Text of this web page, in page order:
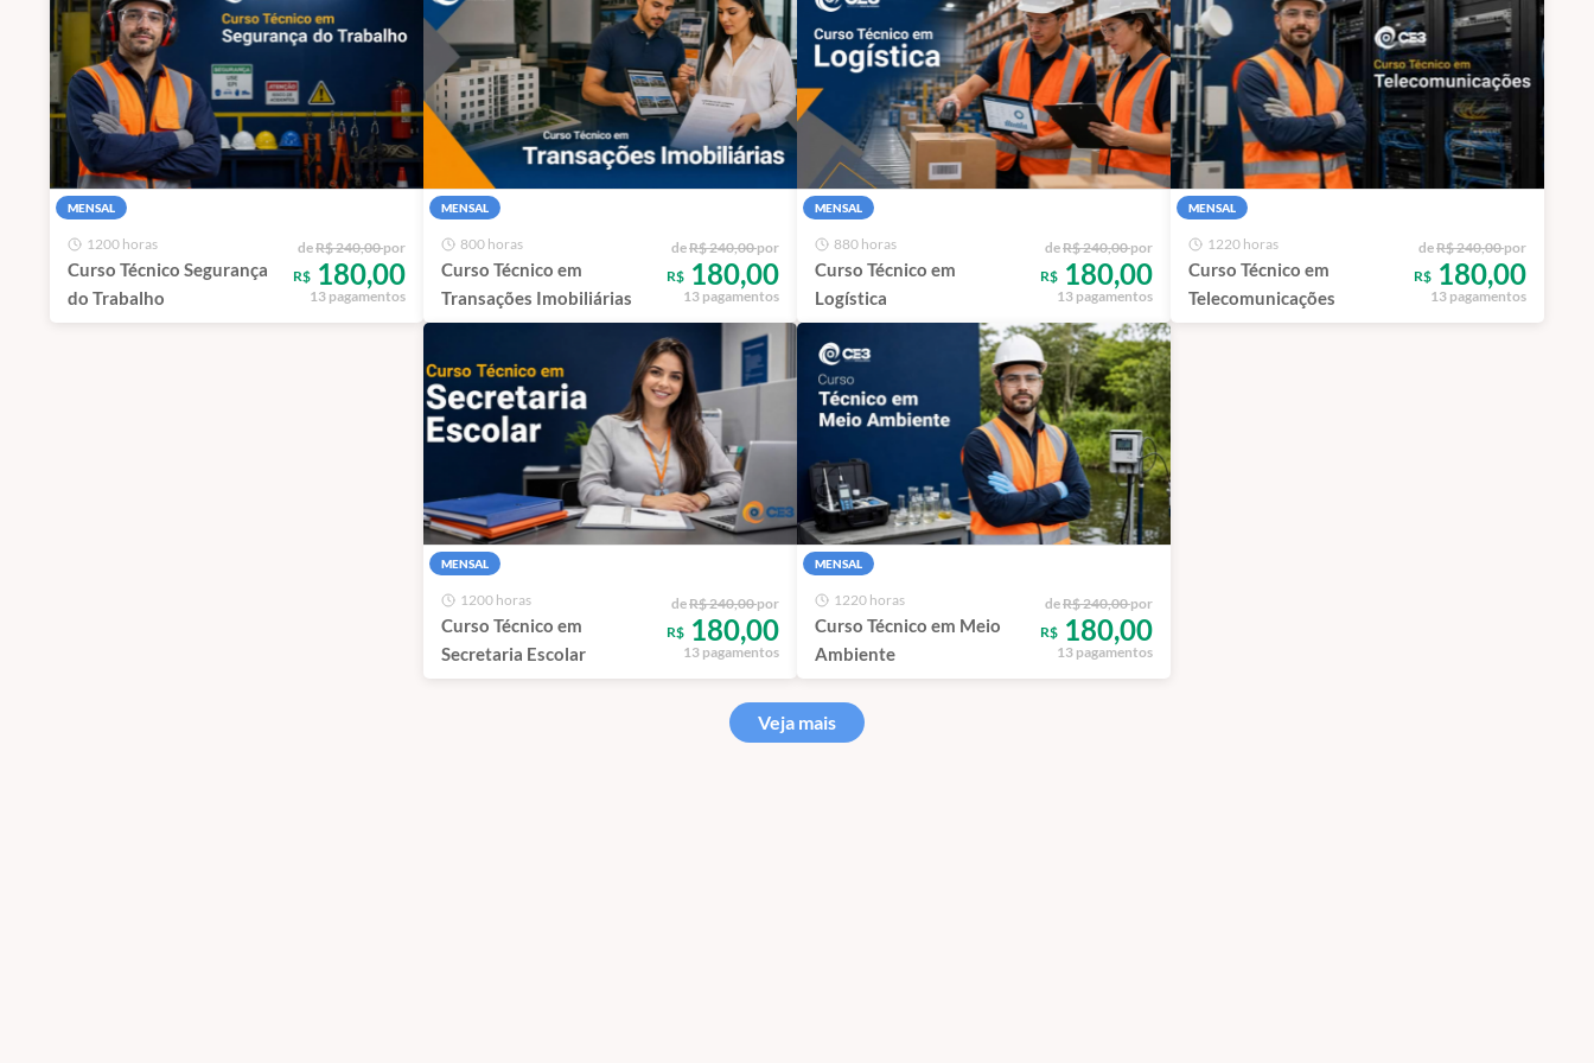
MENSAL
1200 horas
Curso Técnico Segurança
do Trabalho
deR$ 240,00por
R$ 180,00
13 pagamentos
MENSAL
800 horas
Curso Técnico em
Transações Imobiliárias
deR$ 240,00por
R$ 180,00
13 pagamentos
MENSAL
880 horas
Curso Técnico em
Logística
deR$ 240,00por
R$ 180,00
13 pagamentos
MENSAL
1220 horas
Curso Técnico em
Telecomunicações
deR$ 240,00por
R$ 180,00
13 pagamentos
MENSAL
1200 horas
Curso Técnico em
Secretaria Escolar
deR$ 240,00por
R$ 180,00
13 pagamentos
MENSAL
1220 horas
Curso Técnico em Meio
Ambiente
deR$ 240,00por
R$ 180,00
13 pagamentos
Veja mais